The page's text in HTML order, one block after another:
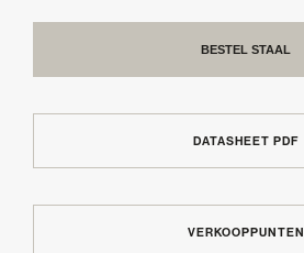
BESTEL STAAL
DATASHEET PDF
VERKOOPPUNTEN